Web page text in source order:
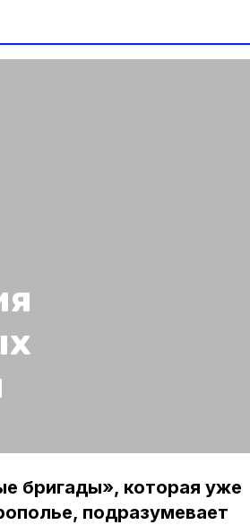
бригады», которая уже
подразумевает